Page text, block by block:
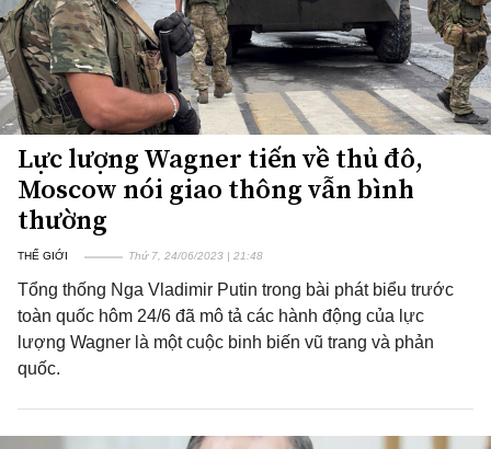
Lực lượng Wagner tiến về thủ đô,
Moscow nói giao thông vẫn bình
thường
THẾ GIỚI Thứ 7, 24/06/2023 | 21:48
Tổng thống Nga Vladimir Putin trong bài phát biểu trước
toàn quốc hôm 24/6 đã mô tả các hành động của lực
lượng Wagner là một cuộc binh biến vũ trang và phản
quốc.